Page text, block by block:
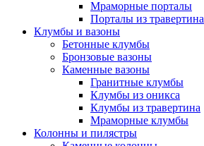
Мраморные порталы
Порталы из травертина
Клумбы и вазоны
Бетонные клумбы
Бронзовые вазоны
Каменные вазоны
Гранитные клумбы
Клумбы из оникса
Клумбы из травертина
Мраморные клумбы
Колонны и пилястры